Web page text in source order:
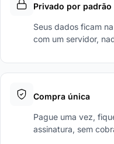
Privado por padrão
Seus dados ficam
com um servidor,
Compra única
Pague uma vez,
assinatura, sem